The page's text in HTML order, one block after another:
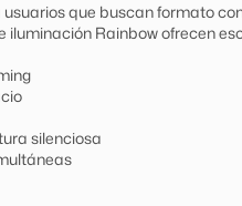
que buscan formato
iluminación Rainbow ofrecen
silenciosa